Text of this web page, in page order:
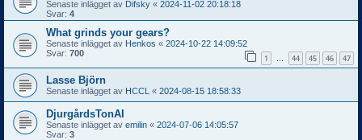
Senaste inlägget av Difsky « 2024-11-02 20:18:18
Svar: 4
What grinds your gears?
Senaste inlägget av Henkos « 2024-10-22 14:09:52
Svar: 700 1 … 44 45 46 47
Lasse Björn
Senaste inlägget av HCCL « 2024-08-15 18:58:33
DjurgårdsTonAI
Senaste inlägget av emilin « 2024-07-06 14:05:57
Svar: 3